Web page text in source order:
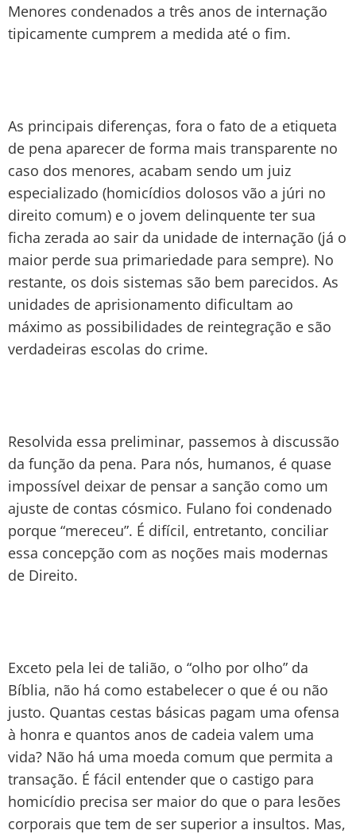
Menores condenados a três anos de internação
tipicamente cumprem a medida até o fim.
As principais diferenças, fora o fato de a etiqueta
de pena aparecer de forma mais transparente no
caso dos menores, acabam sendo um juiz
especializado (homicídios dolosos vão a júri no
direito comum) e o jovem delinquente ter sua
ficha zerada ao sair da unidade de internação (já o
maior perde sua primariedade para sempre). No
restante, os dois sistemas são bem parecidos. As
unidades de aprisionamento dificultam ao
máximo as possibilidades de reintegração e são
verdadeiras escolas do crime.
Resolvida essa preliminar, passemos à discussão
da função da pena. Para nós, humanos, é quase
impossível deixar de pensar a sanção como um
ajuste de contas cósmico. Fulano foi condenado
porque “mereceu”. É difícil, entretanto, conciliar
essa concepção com as noções mais modernas
de Direito.
Exceto pela lei de talião, o “olho por olho” da
Bíblia, não há como estabelecer o que é ou não
justo. Quantas cestas básicas pagam uma ofensa
à honra e quantos anos de cadeia valem uma
vida? Não há uma moeda comum que permita a
transação. É fácil entender que o castigo para
homicídio precisa ser maior do que o para lesões
corporais que tem de ser superior a insultos. Mas,